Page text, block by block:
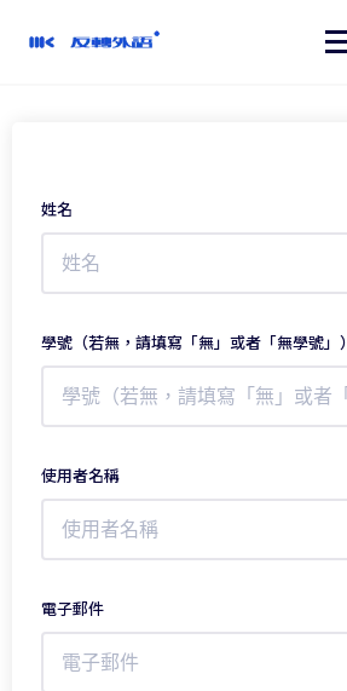
姓名
學號（若無，請填寫「無」或者「無學號」）
使用者名稱
電子郵件